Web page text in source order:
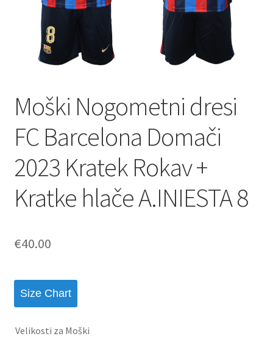
Zaključek nakupa
Moški Nogometni dresi
FC Barcelona Domači
2023 Kratek Rokav +
Kratke hlače A.INIESTA 8
€40.00
Size Chart
Velikosti za Moški